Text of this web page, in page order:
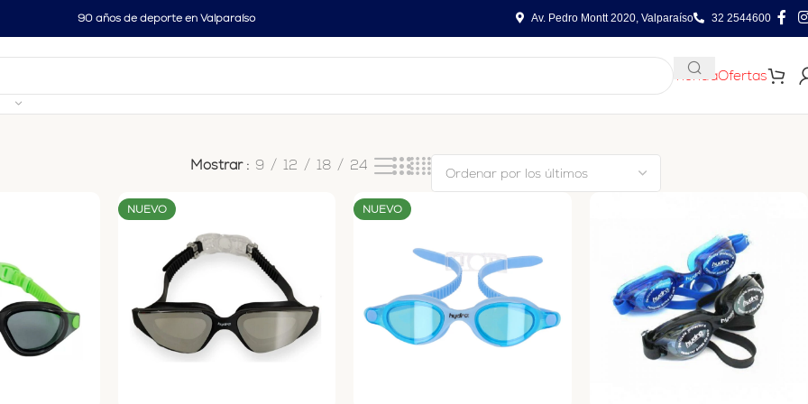
90 años de deporte en Valparaíso Av. Pedro Montt 2020, Valparaíso 32 2544600
TiendaOfertas
9 resultados
Mostrar 9 12 18 24
NUEVO NUEVO